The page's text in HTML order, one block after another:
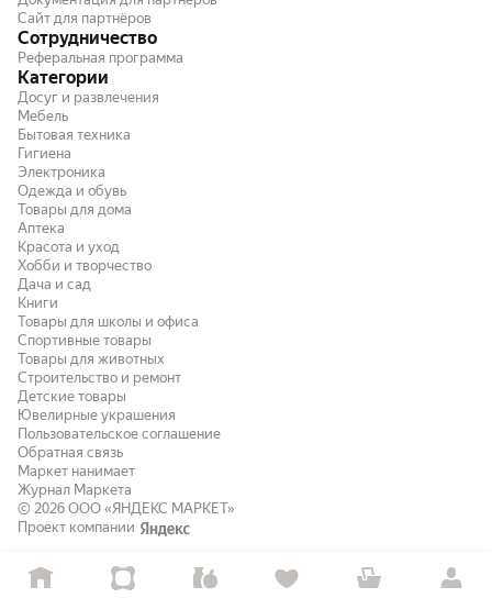
Сайт для партнёров
Сотрудничество
Реферальная программа
Категории
Досуг и развлечения
Мебель
Бытовая техника
Гигиена
Электроника
Одежда и обувь
Товары для дома
Аптека
Красота и уход
Хобби и творчество
Дача и сад
Книги
Товары для школы и офиса
Спортивные товары
Товары для животных
Строительство и ремонт
Детские товары
Ювелирные украшения
Пользовательское соглашение
Обратная связь
Маркет нанимает
Журнал Маркета
© 2026 ООО «ЯНДЕКС МАРКЕТ»
Проект компании